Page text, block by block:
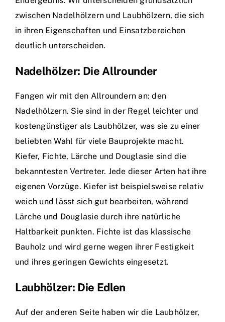
zwischen Nadelhölzern und Laubhölzern, die sich
in ihren Eigenschaften und Einsatzbereichen
deutlich unterscheiden.
Nadelhölzer: Die Allrounder
Fangen wir mit den Allroundern an: den
Nadelhölzern. Sie sind in der Regel leichter und
kostengünstiger als Laubhölzer, was sie zu einer
beliebten Wahl für viele Bauprojekte macht.
Kiefer, Fichte, Lärche und Douglasie sind die
bekanntesten Vertreter. Jede dieser Arten hat ihre
eigenen Vorzüge. Kiefer ist beispielsweise relativ
weich und lässt sich gut bearbeiten, während
Lärche und Douglasie durch ihre natürliche
Haltbarkeit punkten. Fichte ist das klassische
Bauholz und wird gerne wegen ihrer Festigkeit
und ihres geringen Gewichts eingesetzt.
Laubhölzer: Die Edlen
Auf der anderen Seite haben wir die Laubhölzer,